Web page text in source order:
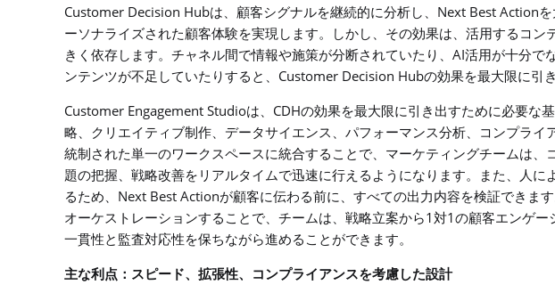
Customer Decision Hubは、顧客シグナルを継続的に分析し、 Next Best Action
ーソナライズされた顧客体験を実現します。しかし、その効果は、活用するコン
きく依存します。チャネル間で情報や施策が分断されていたり、 AI活用が十分で
ンテンツが不足していたりすると、 Customer Decision Hubの効果を最大限に引
Customer Engagement Studioは、 CDHの効果を最大限に引き出すために必要な
略、クリエイティブ制作、データサイエンス、パフォーマンス分析、コンプライ
統制された単一のワークスペースに統合することで、マーケティングチームは、
題の把握、戦略改善をリアルタイムで迅速に行えるようになります。また、人に
るため、 Next Best Actionが顧客に伝わる前に、すべての出力内容を検証できます
オーケストレーションすることで、チームは、戦略立案から1対1の顧客エンゲー
一貫性と監査対応性を保ちながら進めることができます。
主な利点：スピード、拡張性、コンプライアンスを考慮した設計